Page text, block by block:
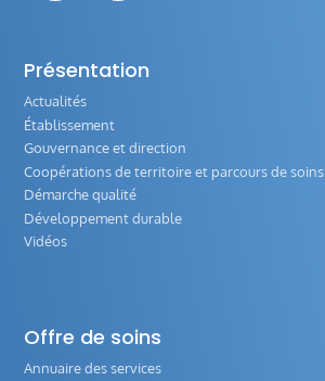
Présentation
Actualités
Établissement
Gouvernance et direction
Coopérations de territoire et parcours de soins
Démarche qualité
Développement durable
Vidéos
Offre de soins
Annuaire des services